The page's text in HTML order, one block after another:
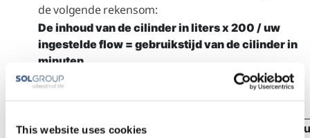
This website uses cookies
de volgende rekensom:
De inhoud van de cilinder in liters x 200 / uw
ingestelde flow = gebruikstijd van de cilinder in
minuten.
Hieronder ziet u een overzicht met het aantal uur
dat een cilinder mee kan gaan, op basis van de
Gebruik van 2-liter